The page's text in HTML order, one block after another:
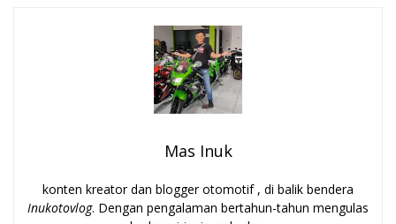
Mas Inuk
konten kreator dan blogger otomotif , di balik bendera
Inukotovlog. Dengan pengalaman bertahun-tahun mengulas